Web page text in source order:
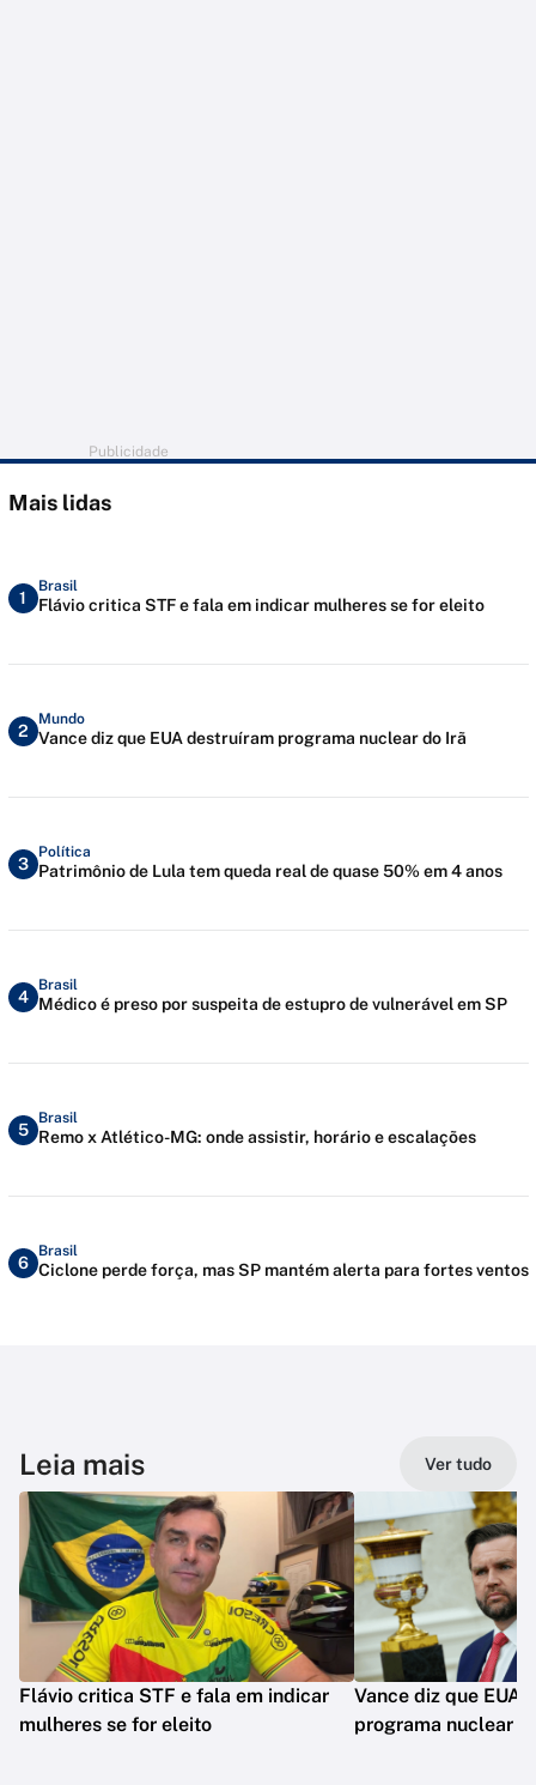
Publicidade
Mais lidas
1
Brasil
Flávio critica STF e fala em indicar mulheres se for eleito
2
Mundo
Vance diz que EUA destruíram programa nuclear do Irã
3
Política
Patrimônio de Lula tem queda real de quase 50% em 4 anos
4
Brasil
Médico é preso por suspeita de estupro de vulnerável em SP
5
Brasil
Remo x Atlético-MG: onde assistir, horário e escalações
6
Brasil
Ciclone perde força, mas SP mantém alerta para fortes ventos
Leia mais Ver tudo
Flávio critica STF e fala em indicar
mulheres se for eleito
Vance diz que EUA
programa nuclear